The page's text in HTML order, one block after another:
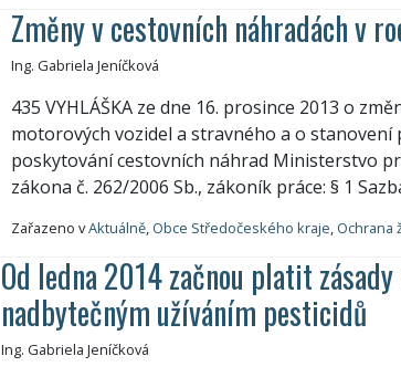
Změny v cestovních náhradách v
Ing. Gabriela Jeníčková
435 VYHLÁŠKA ze dne 16. prosince 2013 o
motorových vozidel a stravného a o
poskytování cestovních náhrad Ministerstvo
zákona č. 262/2006 Sb., zákoník práce: § 1
Zařazeno vAktuálně Obce Středočeského kraje Ochrana
Od ledna 2014 začnou platit
nadbytečným užíváním pesticidů
Ing. Gabriela Jeníčková